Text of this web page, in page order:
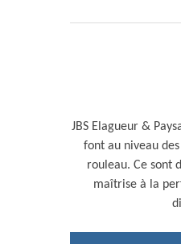
JBS Elagueur &
font au niveau
rouleau. Ce sont
maîtrise à la